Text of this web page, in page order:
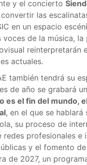
y el concierto
las
en un espacio
voces de la música, la
reinterpretarán
actuales.
también tendrá su
de año se grabará
es el fin del mundo,
, en el que se hablará
su proceso de
redes profesionales e
y el fomento
de 2027, un